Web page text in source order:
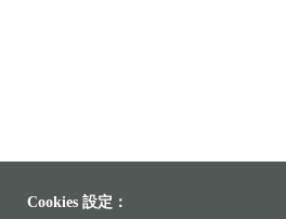
Cookies 設定：